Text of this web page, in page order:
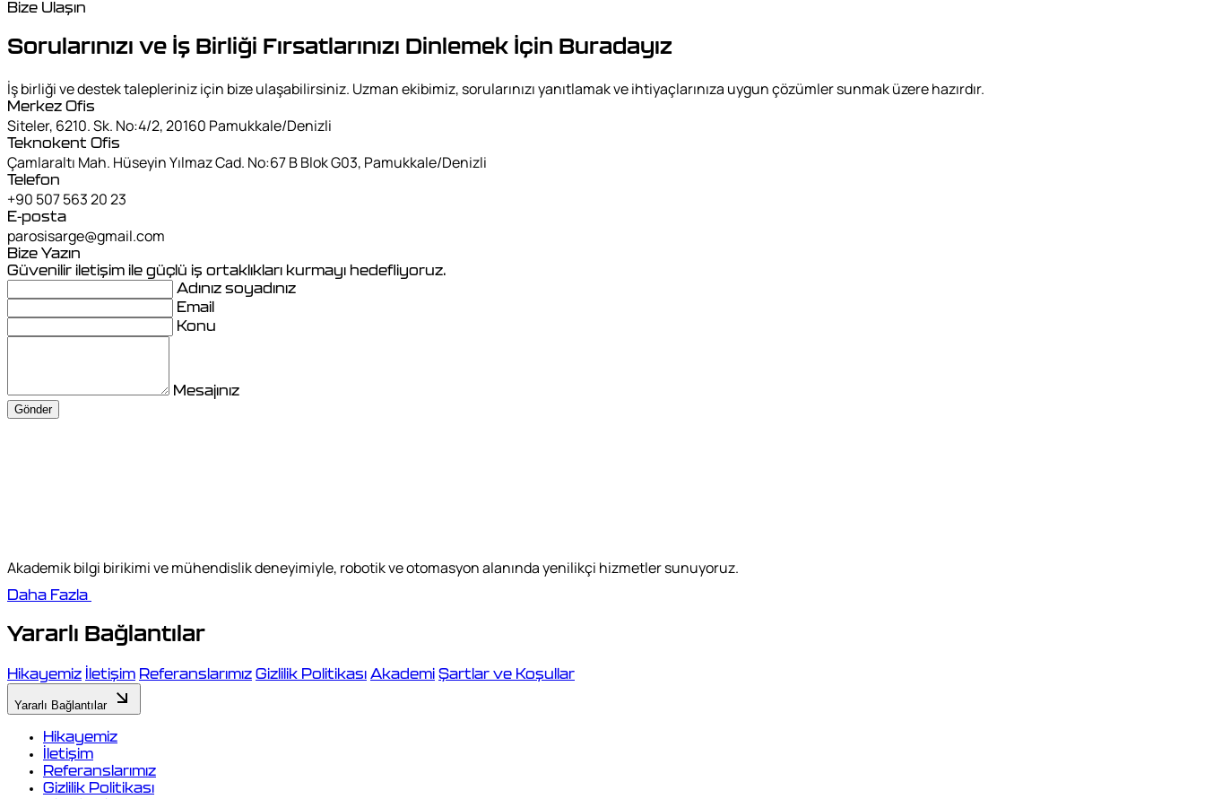
Bize Ulaşın
Sorularınızı ve İş Birliği Fırsatlarınızı Dinlemek İçin Buradayız
İş birliği ve destek talepleriniz için bize ulaşabilirsiniz. Uzman ekibimiz, sorularınızı yanıtlamak ve ihtiyaçlarınıza uygun çözümler sunmak üzere hazırdır.
Merkez Ofis
Siteler, 6210. Sk. No:4/2, 20160 Pamukkale/Denizli
Teknokent Ofis
Çamlaraltı Mah. Hüseyin Yılmaz Cad. No:67 B Blok G03, Pamukkale/Denizli
Telefon
+90 507 563 20 23
E-posta
parosisarge@gmail.com
Bize Yazın
Güvenilir iletişim ile güçlü iş ortaklıkları kurmayı hedefliyoruz.
Adınız soyadınız
Email
Konu
Mesajınız
Gönder
Akademik bilgi birikimi ve mühendislik deneyimiyle, robotik ve otomasyon alanında yenilikçi hizmetler sunuyoruz.
Daha Fazla
Yararlı Bağlantılar
Hikayemiz İletişim Referanslarımız Gizlilik Politikası Akademi Şartlar ve Koşullar
Yararlı Bağlantılar
Hikayemiz
İletişim
Referanslarımız
Gizlilik Politikası